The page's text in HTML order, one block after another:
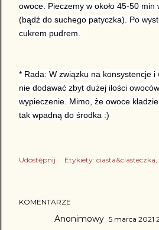
owoce. Pieczemy w około 45-50
(bądź do suchego patyczka). Po
cukrem pudrem.
* Rada: W związku na konsystencje
nie dodawać zbyt dużej ilości
wypieczenie. Mimo, że owoce
tak wpadną do środka :)
Udostępnij Etykiety: ciasta&ciasteczka
KOMENTARZE
Anonimowy 5 marca 2021